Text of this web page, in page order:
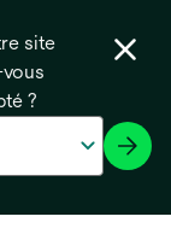
site
?